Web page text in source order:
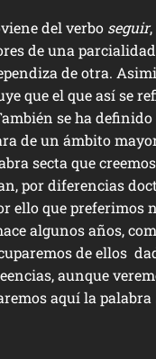
del verbo seguir
de una
de otra.
que el que así se
se ha
de un ámbito
secta que
por diferencias
ello que preferimos
algunos años,
de ellos
aunque
aquí la palabra